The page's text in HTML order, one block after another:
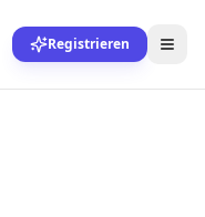
Registrieren